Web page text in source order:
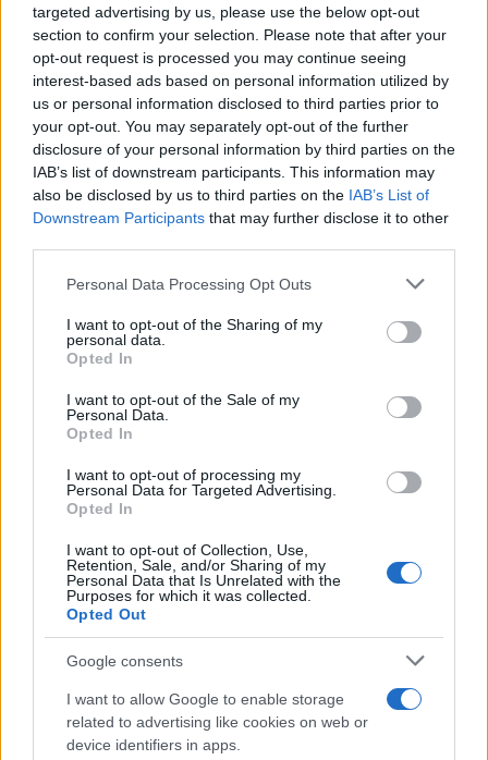
targeted advertising by us, please use the below opt-out
section to confirm your selection. Please note that after your
opt-out request is processed you may continue seeing
interest-based ads based on personal information utilized by
us or personal information disclosed to third parties prior to
your opt-out. You may separately opt-out of the further
disclosure of your personal information by third parties on the
IAB’s list of downstream participants. This information may
also be disclosed by us to third parties on the IAB’s List of
Downstream Participants that may further disclose it to other
Please note that this website/app uses one or more Google
not limited to your visit or usage behaviour. You may click to
grant or deny consent to Google and its third-party tags to
use your data for below specified purposes in below Google
consent section.
Personal Data Processing Opt Outs
I want to opt-out of the Sharing of my
personal data.
Opted In
I want to opt-out of the Sale of my
Personal Data.
Opted In
I want to opt-out of processing my
Personal Data for Targeted Advertising.
Opted In
I want to opt-out of Collection, Use,
Retention, Sale, and/or Sharing of my
Personal Data that Is Unrelated with the
Purposes for which it was collected.
Opted Out
Google consents
I want to allow Google to enable storage
related to advertising like cookies on web or
device identifiers in apps.
Puoi effettuare l'accesso andando nella
sezioneLogindal menù del sito o
cliccandoqui
TEMI: Incendio Calangianus Notizie Calangianus
Inviaci le tue segnalazioni,
i tuoi video e le tue foto
Su WhatsApp al numero +39
Notizie in tempo reale?
GalluraOggi.it
Ricevi le nostre ultime news
daGoogle News
Condividi l'articolo